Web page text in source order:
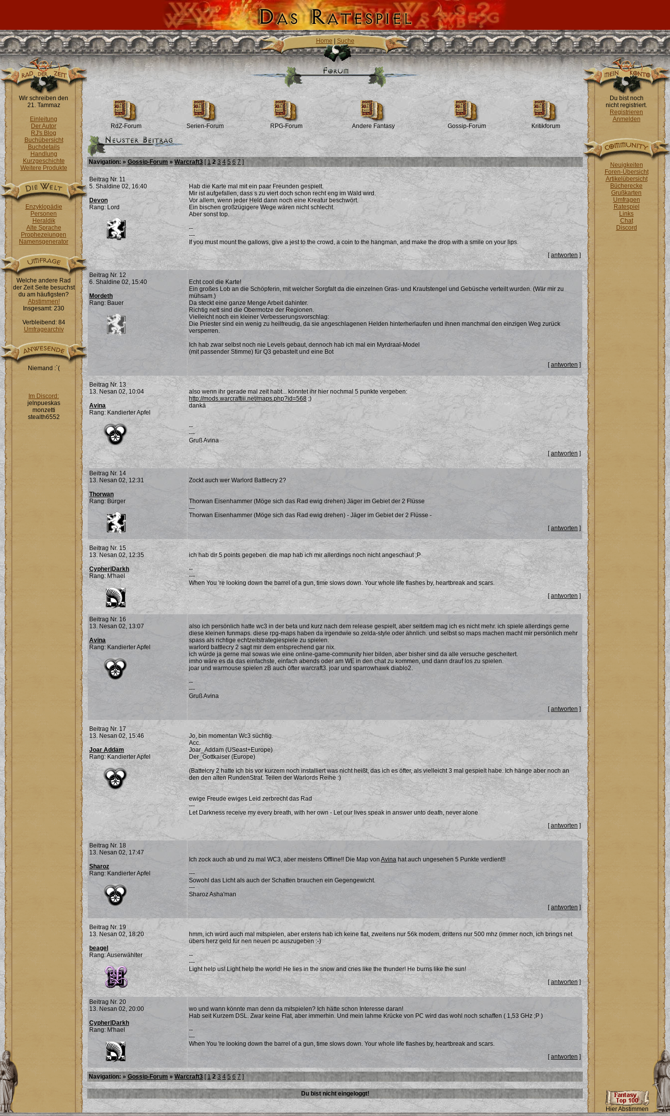
Home Suche
Wir schreiben den
21. Tammaz
Einleitung
Der Autor
RJ's Blog
Buchübersicht
Buchdetails
Handlung
Kurzgeschichte
Weitere Produkte
Enzyklopädie
Personen
Heraldik
Alte Sprache
Prophezeiungen
Namensgenerator
Welche andere Rad
der Zeit Seite besuchst
du am häufigsten?
Abstimmen!
Insgesamt: 230
Verbleibend: 84
Umfragearchiv
Niemand :`(
Im Discord:
jelnpueskas
monzetti
stealth6552
RdZ-Forum Serien-Forum RPG-Forum Andere Fantasy Gossip-Forum Kritikforum
Navigation: » Gossip-Forum » Warcraft3 [ 1 2 3 4 5 6 7 ]
Beitrag Nr. 11
5. Shaldine 02, 16:40
Devon
Rang: Lord
Hab die Karte mal mit ein paar Freunden gespielt.
Mir ist aufgefallen, dass s zu viert doch schon recht eng im Wald wird.
Vor allem, wenn jeder Held dann noch eine Kreatur beschwört.
Ein bischen großzügigere Wege wären nicht schlecht.
Aber sonst top.
--
---
If you must mount the gallows, give a jest to the crowd, a coin to the hangman, and make the drop with a smile on your lips.
[antworten ]
Beitrag Nr. 12
6. Shaldine 02, 15:40
Mordeth
Rang: Bauer
Echt cool die Karte!
Ein großes Lob an die Schöpferin, mit welcher Sorgfalt da die einzelnen Gras- und Krautstengel und Gebüsche verteilt wurden. (Wär mir zu
mühsam.)
Da steckt eine ganze Menge Arbeit dahinter.
Richtig nett sind die Obermotze der Regionen.
Vielleicht noch ein kleiner Verbesserungsvorschlag:
Die Priester sind ein wenig zu heilfreudig, da sie angeschlagenen Helden hinterherlaufen und ihnen manchmal den einzigen Weg zurück
versperren.
Ich hab zwar selbst noch nie Levels gebaut, dennoch hab ich mal ein Myrdraal-Model
(mit passender Stimme) für Q3 gebastelt und eine Bot
[antworten ]
Beitrag Nr. 13
13. Nesan 02, 10:04
Avina
Rang: Kandierter Apfel
also wenn ihr gerade mal zeit habt... könntet ihr hier nochmal 5 punkte vergeben:
http://mods.warcraftiii.net/maps.php?id=568 ;)
dankä
--
---
Gruß Avina
[antworten ]
Beitrag Nr. 14
13. Nesan 02, 12:31
Thorwan
Rang: Bürger
Zockt auch wer Warlord Battlecry 2?
Thorwan Eisenhammer (Möge sich das Rad ewig drehen) Jäger im Gebiet der 2 Flüsse
---
Thorwan Eisenhammer (Möge sich das Rad ewig drehen) - Jäger im Gebiet der 2 Flüsse -
[antworten ]
Beitrag Nr. 15
13. Nesan 02, 12:35
Cypher|Darkh
Rang: M'hael
ich hab dir 5 points gegeben. die map hab ich mir allerdings noch nicht angeschaut ;P
--
---
When You 're looking down the barrel of a gun, time slows down. Your whole life flashes by, heartbreak and scars.
[antworten ]
Beitrag Nr. 16
13. Nesan 02, 13:07
Avina
Rang: Kandierter Apfel
also ich persönlich hatte wc3 in der beta und kurz nach dem release gespielt, aber seitdem mag ich es nicht mehr. ich spiele allerdings gerne
diese kleinen funmaps. diese rpg-maps haben da irgendwie so zelda-style oder ähnlich. und selbst so maps machen macht mir persönlich mehr
spass als richtige echtzeitstrategiespiele zu spielen.
warlord battlecry 2 sagt mir dem entsprechend gar nix.
ich würde ja gerne mal sowas wie eine online-game-community hier bilden, aber bisher sind da alle versuche gescheitert.
imho wäre es da das einfachste, einfach abends oder am WE in den chat zu kommen, und dann drauf los zu spielen.
joar und warmouse spielen zB auch öfter warcraft3. joar und sparrowhawk diablo2.
--
---
Gruß Avina
[antworten ]
Beitrag Nr. 17
13. Nesan 02, 15:46
Joar Addam
Rang: Kandierter Apfel
Jo, bin momentan Wc3 süchtig.
Acc.
Joar_Addam (USeast+Europe)
Der_Gottkaiser (Europe)
(Battelcry 2 hatte ich bis vor kurzem noch installiert was nicht heißt, das ich es öfter, als vielleicht 3 mal gespielt habe. Ich hänge aber noch an
den den alten RundenStrat. Teilen der Warlords Reihe :)
ewige Freude ewiges Leid zerbrecht das Rad
---
Let Darkness receive my every breath, with her own - Let our lives speak in answer unto death, never alone
[antworten ]
Beitrag Nr. 18
13. Nesan 02, 17:47
Sharoz
Rang: Kandierter Apfel
Ich zock auch ab und zu mal WC3, aber meistens Offline!! Die Map von Avina hat auch ungesehen 5 Punkte verdient!!
---
Sowohl das Licht als auch der Schatten brauchen ein Gegengewicht.
---
Sharoz Asha'man
[antworten ]
Beitrag Nr. 19
13. Nesan 02, 18:20
beagel
Rang: Auserwählter
hmm, ich würd auch mal mitspielen, aber erstens hab ich keine flat, zweitens nur 56k modem, drittens nur 500 mhz (immer noch, ich brings net
übers herz geld für nen neuen pc auszugeben :-)
--
---
Light help us! Light help the world! He lies in the snow and cries like the thunder! He burns like the sun!
[antworten]
Beitrag Nr. 20
13. Nesan 02, 20:00
Cypher|Darkh
Rang: M'hael
wo und wann könnte man denn da mitspielen? Ich hätte schon Interesse daran!
Hab seit Kurzem DSL. Zwar keine Flat, aber immerhin. Und mein lahme Krücke von PC wird das wohl noch schaffen ( 1,53 GHz ;P )
--
---
When You 're looking down the barrel of a gun, time slows down. Your whole life flashes by, heartbreak and scars.
[antworten ]
Navigation: » Gossip-Forum » Warcraft3 [ 1 2 3 4 5 6 7 ]
Du bist nicht eingeloggt!
Du bist noch
nicht registriert.
Registrieren
Anmelden
Neuigkeiten
Foren-Übersicht
Artikelübersicht
Bücherecke
Grußkarten
Umfragen
Ratespiel
Links
Chat
Discord
Hier Abstimmen